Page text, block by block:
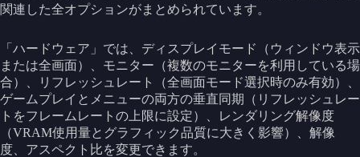
関連した全オプションがまとめられています。
「ハードウェア」では、ディスプレイモード（ウィンドウ表示
または全画面）、モニター（複数のモニターを利用している場
合）、リフレッシュレート（全画面モード選択時のみ有効）、
ゲームプレイとメニューの両方の垂直同期（リフレッシュレー
トをフレームレートの上限に設定）、レンダリング解像度
（VRAM使用量とグラフィック品質に大きく影響）、解像
度、アスペクト比を変更できます。